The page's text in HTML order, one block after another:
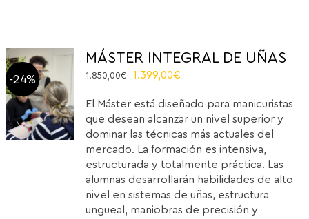
-24%
MÁSTER INTEGRAL DE UÑAS
1.850,00€
El
original
era:
1.850,00€.
1.399,00€
actual
es:
1.399,00€.
El Máster está diseñado para manicuristas
que desean alcanzar un nivel superior y
dominar las técnicas más actuales del
mercado. La formación es intensiva,
estructurada y totalmente práctica. Las
alumnas desarrollarán habilidades de alto
nivel en sistemas de uñas, estructura
ungueal, maniobras de precisión y